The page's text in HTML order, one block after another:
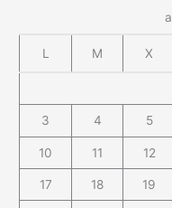
L M X
3 4 5
10 11 12
17 18 19